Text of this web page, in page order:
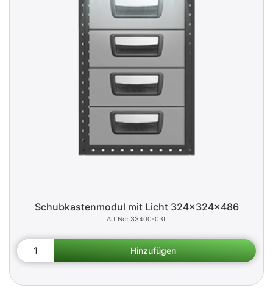
Schubkastenmodul mit Licht 324x324x486
33400-03L